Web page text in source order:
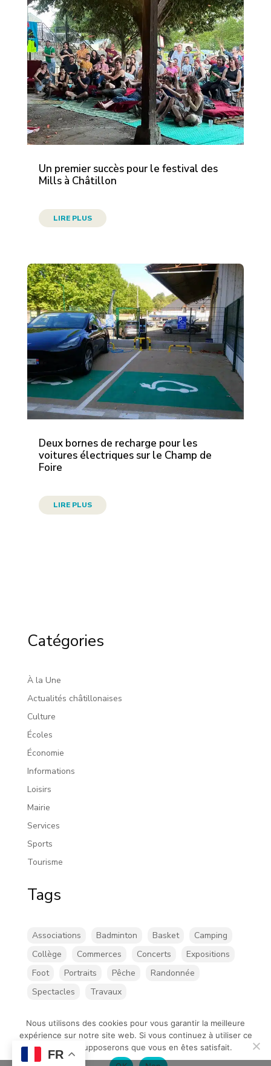
Un premier succès pour le festival des
Mills à Châtillon
LIRE PLUS
Deux bornes de recharge pour les
voitures électriques sur le Champ de
Foire
LIRE PLUS
Catégories
À la Une
Actualités châtillonaises
Culture
Écoles
Économie
Informations
Loisirs
Mairie
Services
Sports
Tourisme
Tags
Associations Badminton Basket
Camping
Collège
Commerces Concerts
Expositions
Foot
Portraits Pêche
Randonnée
Spectacles
Travaux
©Chatillon-sur-loire |Mentions légales| Création de
FR
Nous utilisons des cookies pour vous garantir la meilleure
expérience sur notre site web. Si vous continuez à utiliser ce
site, nous supposerons que vous en êtes satisfait.